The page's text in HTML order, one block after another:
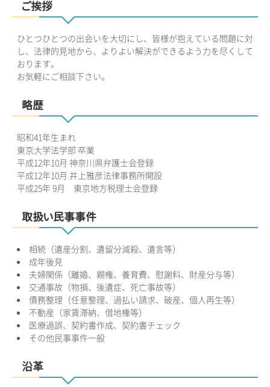
ご挨拶
ひとつひとつの出会いを大切にし、皆様が抱えている問題に対
し、法律的見地から、よりよい解決ができるよう力を尽くして
おります。
お気軽にご相談下さい。
略歴
昭和41年生まれ
東京大学法学部 卒業
平成12年10月 神奈川県弁護士会登録
平成12年10月 井上雅彦法律事務所開設
平成25年 9月 東京地方税理士会登録
取扱い民事事件
相続（遺産分割、遺留分減殺、遺言等）
成年後見
夫婦関係（離婚、親権、養育費、慰謝料、財産分与等）
交通事故（物損、後遺症、死亡事故等）
債務整理（任意整理、過払い請求、破産、個人再生等）
不動産（家賃滞納、借地権等）
医療過誤、契約書作成、契約書チェック
その他民事事件一般
沿革